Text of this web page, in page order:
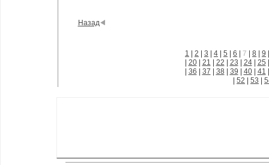
Назад
1 2 3 4 5 6 7 8 9
20| 21 22 23 24| 25
36 37 38 39 40| 41
52 53